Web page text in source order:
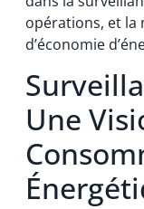
opérations, et la
d’économie
Une